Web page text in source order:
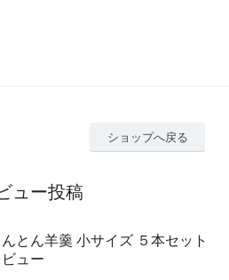
ショップへ戻る
ュー投稿
とん羊羹 小サイズ ５本セット
ュー